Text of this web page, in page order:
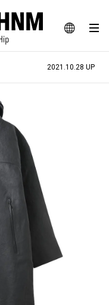
JA
EN
SNAP
スタイルWEBマガジン
逸品
ミット
ド図鑑
JOURNAL
#MOVIE
2021.10.28 UP